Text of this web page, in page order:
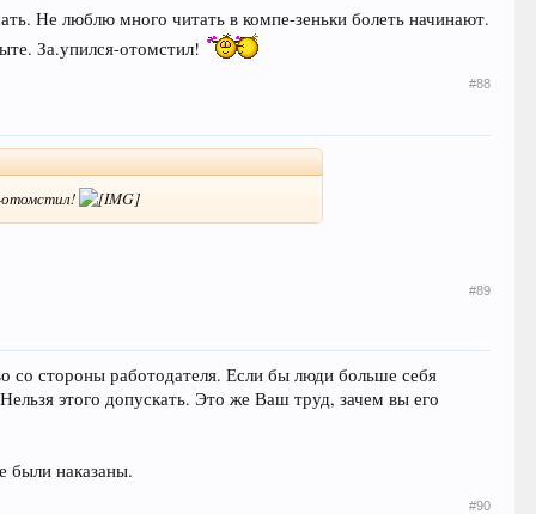
Не люблю много читать в компе-зеньки болеть начинают.
За.упился-отомстил!
#88
отомстил!
#89
со стороны работодателя. Если бы люди больше себя
этого допускать. Это же Ваш труд, зачем вы его
были наказаны.
#90